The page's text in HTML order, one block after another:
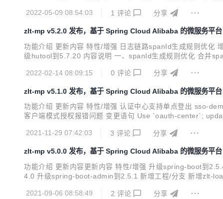
2022-05-09 08:54:03
1 评论 分享
zlt-mp v5.2.0 发布，基于 Spring Cloud Alibaba 的微服务平台
功能介绍 更新内容 特性/增强 日志链路spanId生成规则优化
级hutool到5.7.20 内容说明 一、spanId生成规则优化 合并
2022-02-14 08:09:15
0 评论 分享
zlt-mp v5.1.0 发布，基于 Spring Cloud Alibaba 的微服务平台
功能介绍 更新内容 特性/增强 认证中心支持单点登出 sso-
客户端模式授权报错问题 变更语句 Use `oauth-center`;
2021-11-29 07:42:03
3 评论 分享
zlt-mp v5.0.0 发布，基于 Spring Cloud Alibaba 的微服务平台
功能介绍 更新内容更新内容 特性/增强 升级spring-boot到
2021-09-06 08:58:49 2 评论 分享